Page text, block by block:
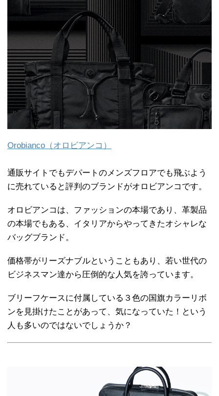
Orobianco（オロビアンコ）
通販サイトでもデパートのメンズフロアでも飛ぶよう
に売れていると評判のブランドがオロビアンコです。
オロビアンコは、ファッションの本場であり、革製品
の本場でもある、イタリアからやってきたオシャレな
バッグブランド。
価格帯がリーズナブルということもあり、若い世代の
ビジネスマン達から圧倒的な人気を誇っています。
ブリーフケースに付属している３色の国旗カラーリボ
ンを見掛けたことがあって、気になっていた！という
人も多いのではないでしょうか？